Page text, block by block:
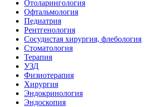
Отоларингология
Офтальмология
Педиатрия
Рентгенология
Сосудистая хирургия, флебология
Стоматология
Терапия
УЗД
Физиотерапия
Хирургия
Эндокринология
Эндоскопия